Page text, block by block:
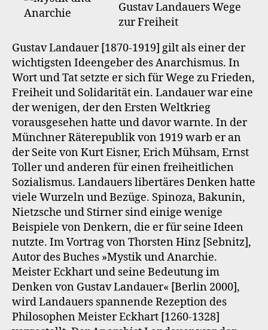
Gustav Landauers Wege
zur Freiheit
Gustav Landauer [1870-1919] gilt als einer der
wichtigsten Ideengeber des Anarchismus. In
Wort und Tat setzte er sich für Wege zu Frieden,
Freiheit und Solidarität ein. Landauer war eine
der wenigen, der den Ersten Weltkrieg
vorausgesehen hatte und davor warnte. In der
Münchner Räterepublik von 1919 warb er an
der Seite von Kurt Eisner, Erich Mühsam, Ernst
Toller und anderen für einen freiheitlichen
Sozialismus. Landauers libertäres Denken hatte
viele Wurzeln und Bezüge. Spinoza, Bakunin,
Nietzsche und Stirner sind einige wenige
Beispiele von Denkern, die er für seine Ideen
nutzte. Im Vortrag von Thorsten Hinz [Sebnitz],
Autor des Buches »Mystik und Anarchie.
Meister Eckhart und seine Bedeutung im
Denken von Gustav Landauer« [Berlin 2000],
wird Landauers spannende Rezeption des
Philosophen Meister Eckhart [1260-1328]